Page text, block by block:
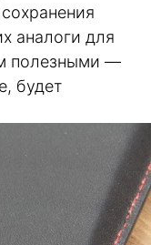
аналоги для
полезными —
будет